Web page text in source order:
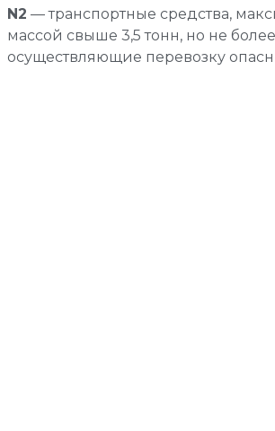
N2 — транспортные средства,
массой свыше 3,5 тонн, но не более
осуществляющие перевозку